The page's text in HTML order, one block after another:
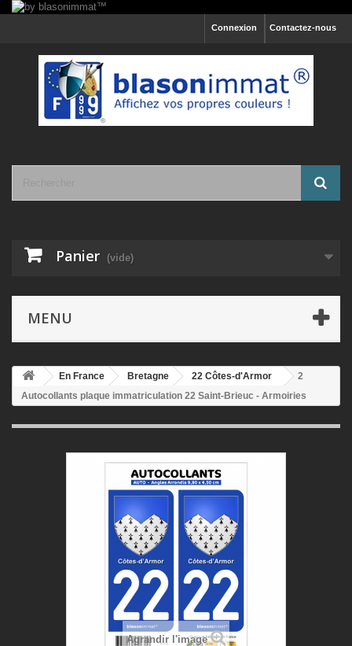
Contactez-nous
Connexion
Panier (vide)
MENU
En France Bretagne 22 Côtes-d'Armor
2
Autocollants plaque immatriculation 22 Saint-Brieuc - Armoiries
Agrandir l'image